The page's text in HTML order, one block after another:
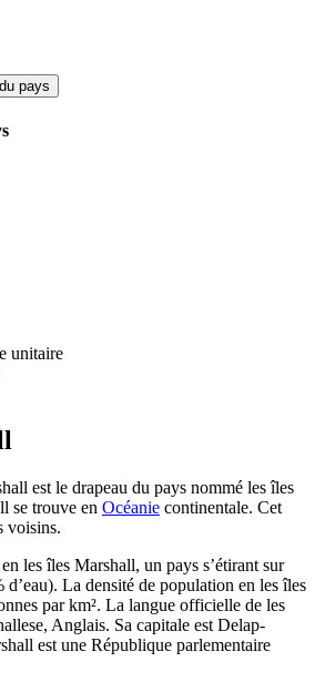
pays
unitaire
est le drapeau du pays nommé les îles
se trouve en Océanie continentale. Cet
voisins.
les îles Marshall, un pays s’étirant sur
La densité de population en les îles
par km². La langue officielle de les
Anglais. Sa capitale est Delap-
est une République parlementaire